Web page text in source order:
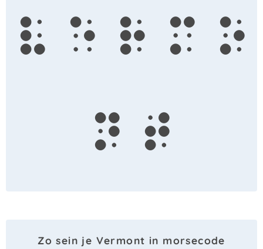
v e r m o
n t
Zo sein je Vermont in morsecode